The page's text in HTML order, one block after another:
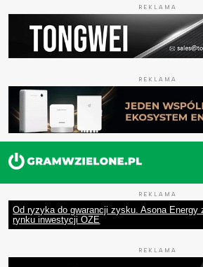
REKLAMA
REKLAMA
REKLAMA
Od ryzyka do gwarancji zysku. Asona Energy
rynku inwestycji OZE
REKLAMA